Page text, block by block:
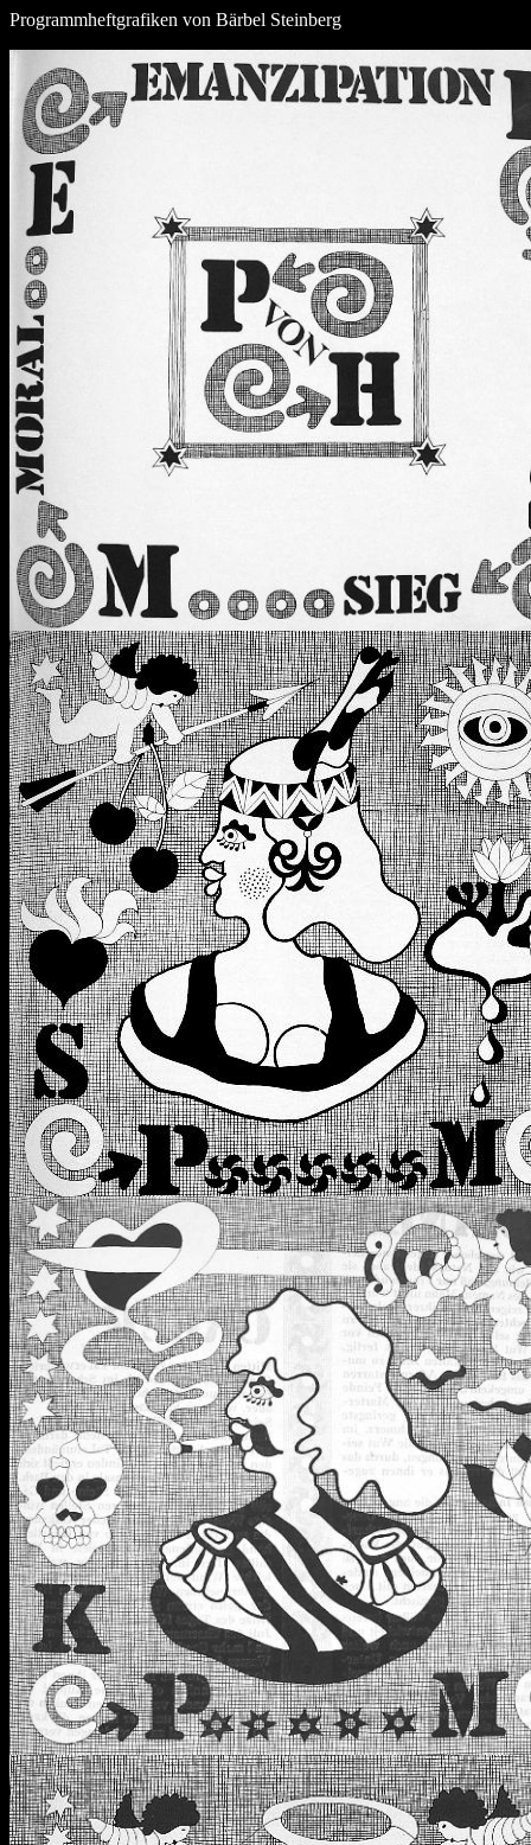
Programmheftgrafiken von Bärbel Steinberg